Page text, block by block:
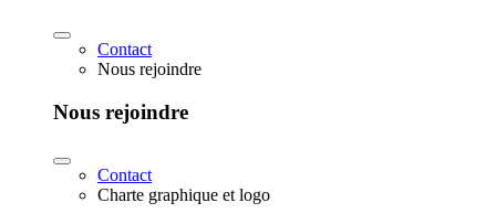
Contact
Nous rejoindre
Nous rejoindre
Contact
Charte graphique et logo